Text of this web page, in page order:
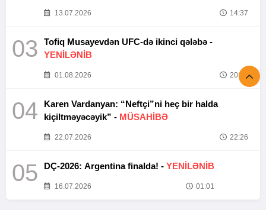
13.07.2026 14:37
03
Tofiq Musayevdən UFC-də ikinci qələbə -
YENİLƏNİB
01.08.2026 20:52
04
Karen Vardanyan: “Neftçi”ni heç bir halda
kiçiltməyəcəyik” - MÜSAHİBƏ
22.07.2026 22:26
05 DÇ-2026: Argentina finalda! - YENİLƏNİB
16.07.2026 01:01